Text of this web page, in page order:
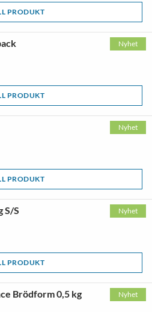
PRODUKT
Nyhet
PRODUKT
Nyhet
PRODUKT
Nyhet
S/S
PRODUKT
Nyhet
Brödform 0,5 kg